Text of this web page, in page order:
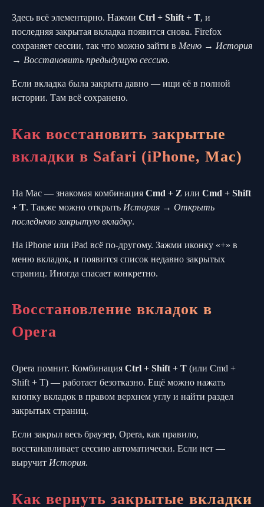
Здесь всё элементарно. Нажми Ctrl + Shift + T, и
последняя закрытая вкладка появится снова. Firefox
сохраняет сессии, так что можно зайти в Меню → История
→ Восстановить предыдущую сессию.
Если вкладка была закрыта давно — ищи её в полной
истории. Там всё сохранено.
Как восстановить закрытые
вкладки в Safari (iPhone, Mac)
На Mac — знакомая комбинация Cmd + Z или Cmd + Shift
+ T. Также можно открыть История → Открыть
последнюю закрытую вкладку.
На iPhone или iPad всё по-другому. Зажми иконку «+» в
меню вкладок, и появится список недавно закрытых
страниц. Иногда спасает конкретно.
Восстановление вкладок в
Opera
Opera помнит. Комбинация Ctrl + Shift + T (или Cmd +
Shift + T) — работает безотказно. Ещё можно нажать
кнопку вкладок в правом верхнем углу и найти раздел
закрытых страниц.
Если закрыл весь браузер, Opera, как правило,
восстанавливает сессию автоматически. Если нет —
выручит История.
Как вернуть закрытые вкладки